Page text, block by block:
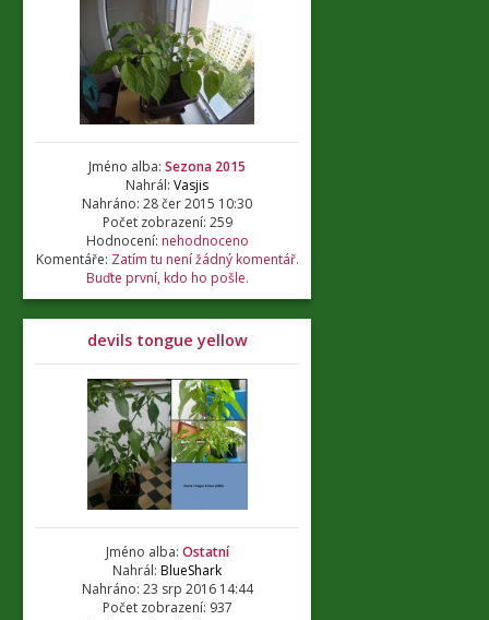
Jméno alba: Sezona 2015
Nahrál: Vasjis
Nahráno: 28 čer 2015 10:30
Počet zobrazení: 259
Hodnocení: nehodnoceno
Komentáře: Zatím tu není žádný komentář.
Buďte první, kdo ho pošle.
devils tongue yellow
Jméno alba: Ostatní
Nahrál: BlueShark
Nahráno: 23 srp 2016 14:44
Počet zobrazení: 937